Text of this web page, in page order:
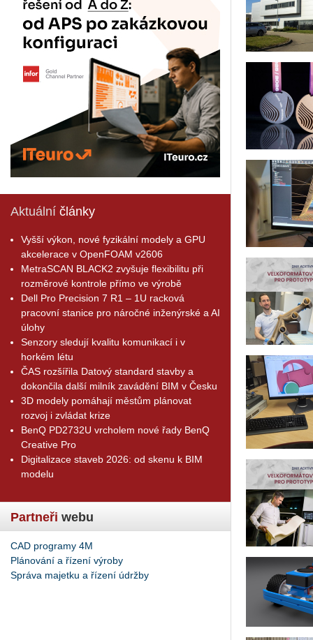
Aktuální články
Vyšší výkon, nové fyzikální modely a GPU
akcelerace v OpenFOAM v2606
MetraSCAN BLACK2 zvyšuje flexibilitu při
rozměrové kontrole přímo ve výrobě
Dell Pro Precision 7 R1 – 1U racková
pracovní stanice pro náročné inženýrské a AI
úlohy
Senzory sledují kvalitu komunikací i v
horkém létu
ČAS rozšířila Datový standard stavby a
dokončila další milník zavádění BIM v Česku
3D modely pomáhají městům plánovat
rozvoj i zvládat krize
BenQ PD2732U vrcholem nové řady BenQ
Creative Pro
Digitalizace staveb 2026: od skenu k BIM
modelu
Partneři webu
CAD programy 4M
Plánování a řízení výroby
Správa majetku a řízení údržby